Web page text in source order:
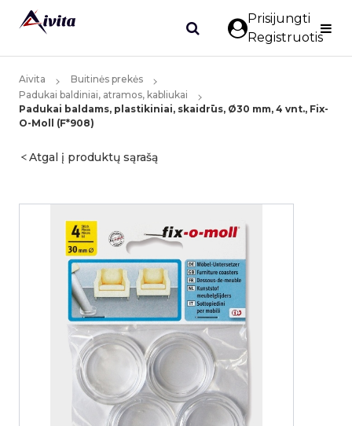
Prisijungti
Registruotis
Aivita
Buitinės prekės
Padukai baldiniai, atramos, kabliukai
Padukai baldams, plastikiniai, skaidrūs, Ø30 mm, 4 vnt., Fix-
O-Moll (F*908)
Atgal į produktų sąrašą